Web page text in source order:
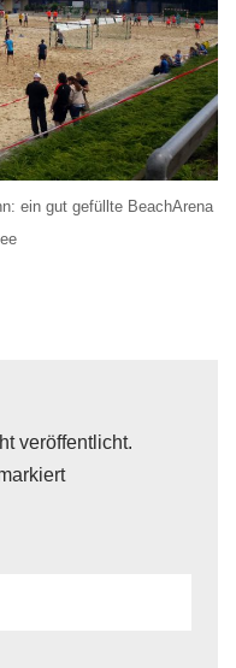
ein gut gefüllte BeachArena
veröffentlicht.